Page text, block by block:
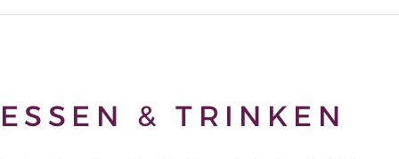
ESSEN & TRINKEN